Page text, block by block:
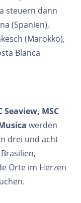
steuern dann
(Spanien),
(Marokko),
Blanca
Seaview, MSC
werden
drei und acht
Orte im Herzen